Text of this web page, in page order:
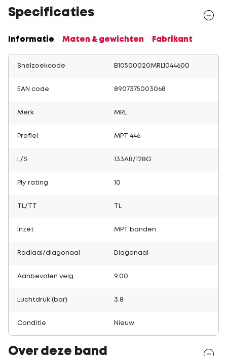
Specificaties
Informatie Maten & gewichten Fabrikant
Snelzoekcode B10500020MRL1044600
EAN code 8907375003068
Merk MRL
Profiel MPT 446
L/S 133A8/128G
Ply rating 10
TL/TT
Inzet MPT banden
Radiaal/diagonaal Diagonaal
Aanbevolen velg 9.00
Luchtdruk (bar) 3.8
Conditie Nieuw
Over deze band